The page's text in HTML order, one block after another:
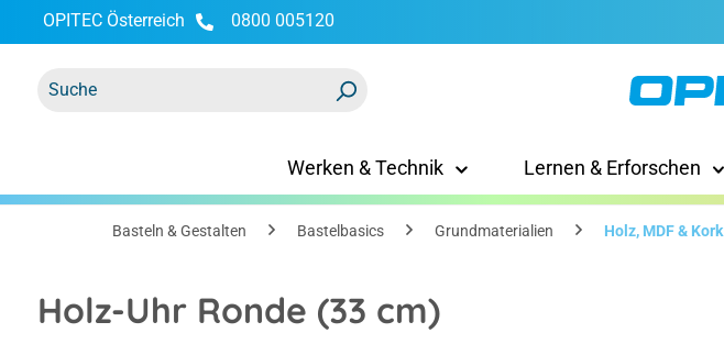
Zur Hauptnavigation springen
OPITEC Österreich 0800 005120
Werken & Technik Lernen & Erforschen
Basteln & Gestalten Bastelbasics Grundmaterialien Holz, MDF & Kork
Holz-Uhr Ronde (33 cm)